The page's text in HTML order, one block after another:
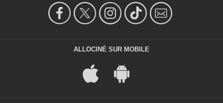
ALLOCINÉ SUR MOBILE